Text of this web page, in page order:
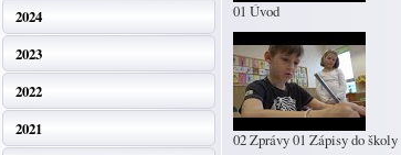
2024
2023
2022
2021
01 Úvod
02 Zprávy 01 Zápisy do školy